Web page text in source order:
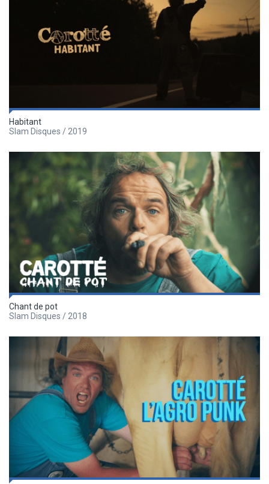
Habitant
Slam Disques / 2019
Chant de pot
Slam Disques / 2018